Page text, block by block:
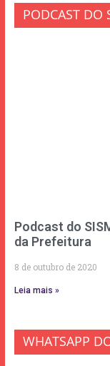
PODCAST DO
Podcast do
da Prefeitura
8 de outubro de 2020
Leia mais »
WHATSAPP